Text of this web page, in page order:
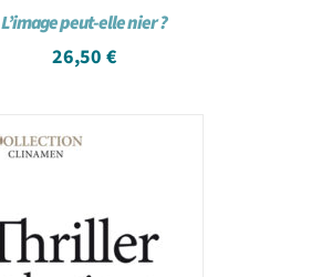
L’image peut-elle nier ?
26,50 €